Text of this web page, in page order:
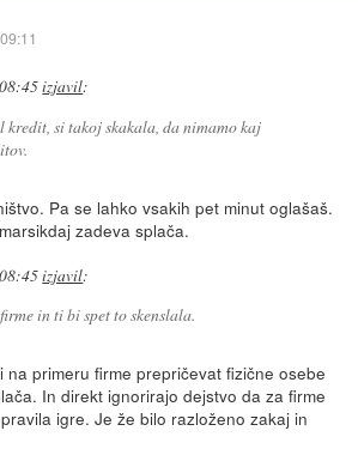
izjavil:
kredit, si takoj skakala, da nimamo kaj
Pa se lahko vsakih pet minut oglašaš.
zadeva splača.
izjavil:
in ti bi spet to skenslala.
primeru firme prepričevat fizične osebe
In direkt ignorirajo dejstvo da za firme
igre. Je že bilo razloženo zakaj in